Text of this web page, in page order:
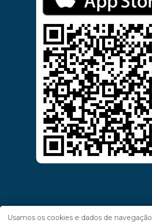
Usamos os cookies e dados de navegação